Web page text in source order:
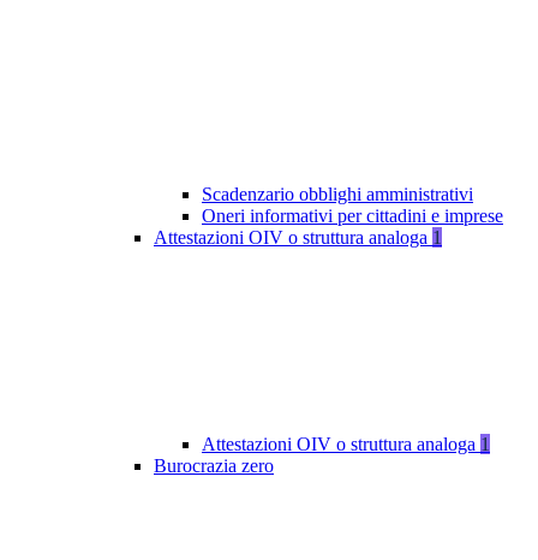
Scadenzario obblighi amministrativi
Oneri informativi per cittadini e imprese
Attestazioni OIV o struttura analoga 1
Attestazioni OIV o struttura analoga 1
Burocrazia zero